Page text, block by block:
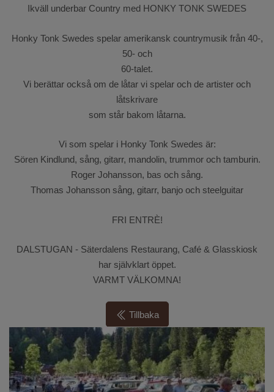
Ikväll underbar Country med HONKY TONK SWEDES
Honky Tonk Swedes spelar amerikansk countrymusik från 40-,
50- och
60-talet.
Vi berättar också om de låtar vi spelar och de artister och
låtskrivare
som står bakom låtarna.
Vi som spelar i Honky Tonk Swedes är:
Sören Kindlund, sång, gitarr, mandolin, trummor och tamburin.
Roger Johansson, bas och sång.
Thomas Johansson sång, gitarr, banjo och steelguitar
FRI ENTRÈ!
DALSTUGAN - Säterdalens Restaurang, Café & Glasskiosk
har självklart öppet.
VARMT VÄLKOMNA!
Tillbaka